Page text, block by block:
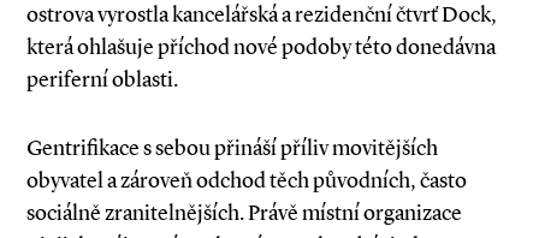
ostrova vyrostla kancelářská a rezidenční čtvrť Dock,
která ohlašuje příchod nové podoby této donedávna
periferní oblasti.
Gentrifikace s sebou přináší příliv movitějších
obyvatel a zároveň odchod těch původních, často
sociálně zranitelnějších. Právě místní organizace